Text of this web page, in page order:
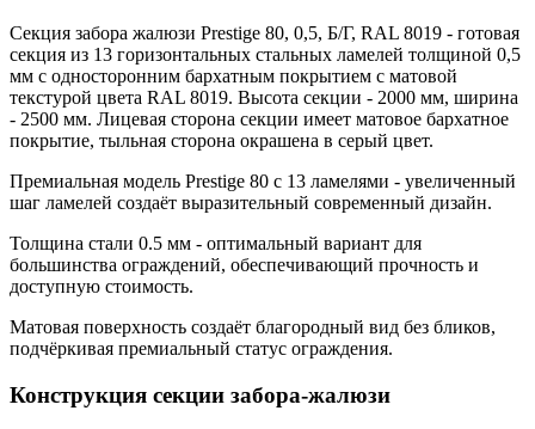
Секция забора жалюзи Prestige 80, 0,5, Б/Г, RAL 8019 - готовая
секция из 13 горизонтальных стальных ламелей толщиной 0,5
мм с односторонним бархатным покрытием с матовой
текстурой цвета RAL 8019. Высота секции - 2000 мм, ширина
- 2500 мм. Лицевая сторона секции имеет матовое бархатное
покрытие, тыльная сторона окрашена в серый цвет.
Премиальная модель Prestige 80 с 13 ламелями - увеличенный
шаг ламелей создаёт выразительный современный дизайн.
Толщина стали 0.5 мм - оптимальный вариант для
большинства ограждений, обеспечивающий прочность и
доступную стоимость.
Матовая поверхность создаёт благородный вид без бликов,
подчёркивая премиальный статус ограждения.
Конструкция секции забора-жалюзи